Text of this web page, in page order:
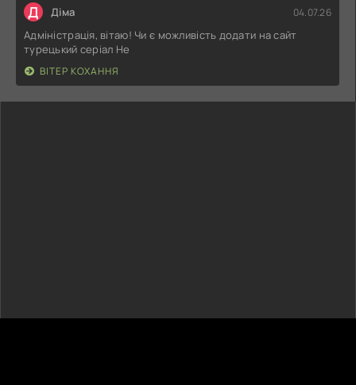
Д Діма 04.07.26
Адміністрація, вітаю! Чи є можливість додати на сайт
турецький серіал Не
ВІТЕР КОХАННЯ